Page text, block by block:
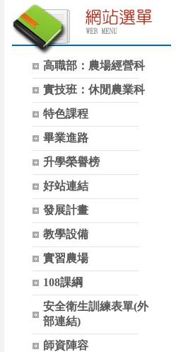
高職部：農場經營科
實技班：休閒農業科
特色課程
畢業進路
升學榮譽榜
好站連結
發展計畫
教學設備
實習農場
108課綱
安全衛生訓練表單(外
部連結)
師資陣容